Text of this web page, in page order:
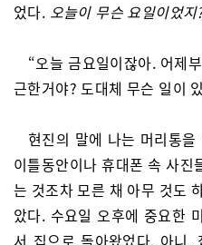
었다. 오늘이 무슨 요일이었지
“오늘 금요일이잖아. 어제
근한거야? 도대체 무슨 일이
현진의 말에 나는 머리통
이틀동안이나 휴대폰 속 사진
는 것조차 모른 채 아무 것도
았다. 수요일 오후에 중요한
서 집으로 돌아왔었다. 아니,